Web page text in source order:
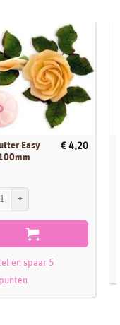
Easy
€ 4,20
Easy Rose 100mm aantal
en spaar 5